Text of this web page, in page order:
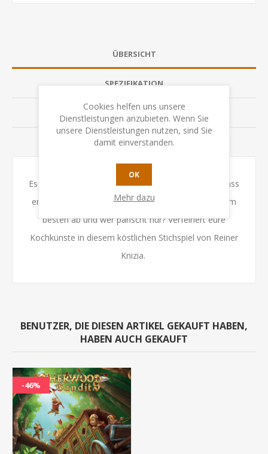
ÜBERSICHT
SPEZIFIKATION
BEWERTUNGEN
KONTAKTIEREN SIE UNS
Es ist ein hitziger Kampf, in dem jeder zeigen will, dass
er das beste Waldsüppchen kocht! Wer schmeckt am
besten ab und wer panscht nur? Verfeinert eure
Kochkünste in diesem köstlichen Stichspiel von Reiner
Knizia.
BENUTZER, DIE DIESEN ARTIKEL GEKAUFT HABEN,
HABEN AUCH GEKAUFT
-46%
Cookies helfen uns unsere
Dienstleistungen anzubieten. Wenn Sie
unsere Dienstleistungen nutzen, sind Sie
damit einverstanden.
OK
Mehr dazu